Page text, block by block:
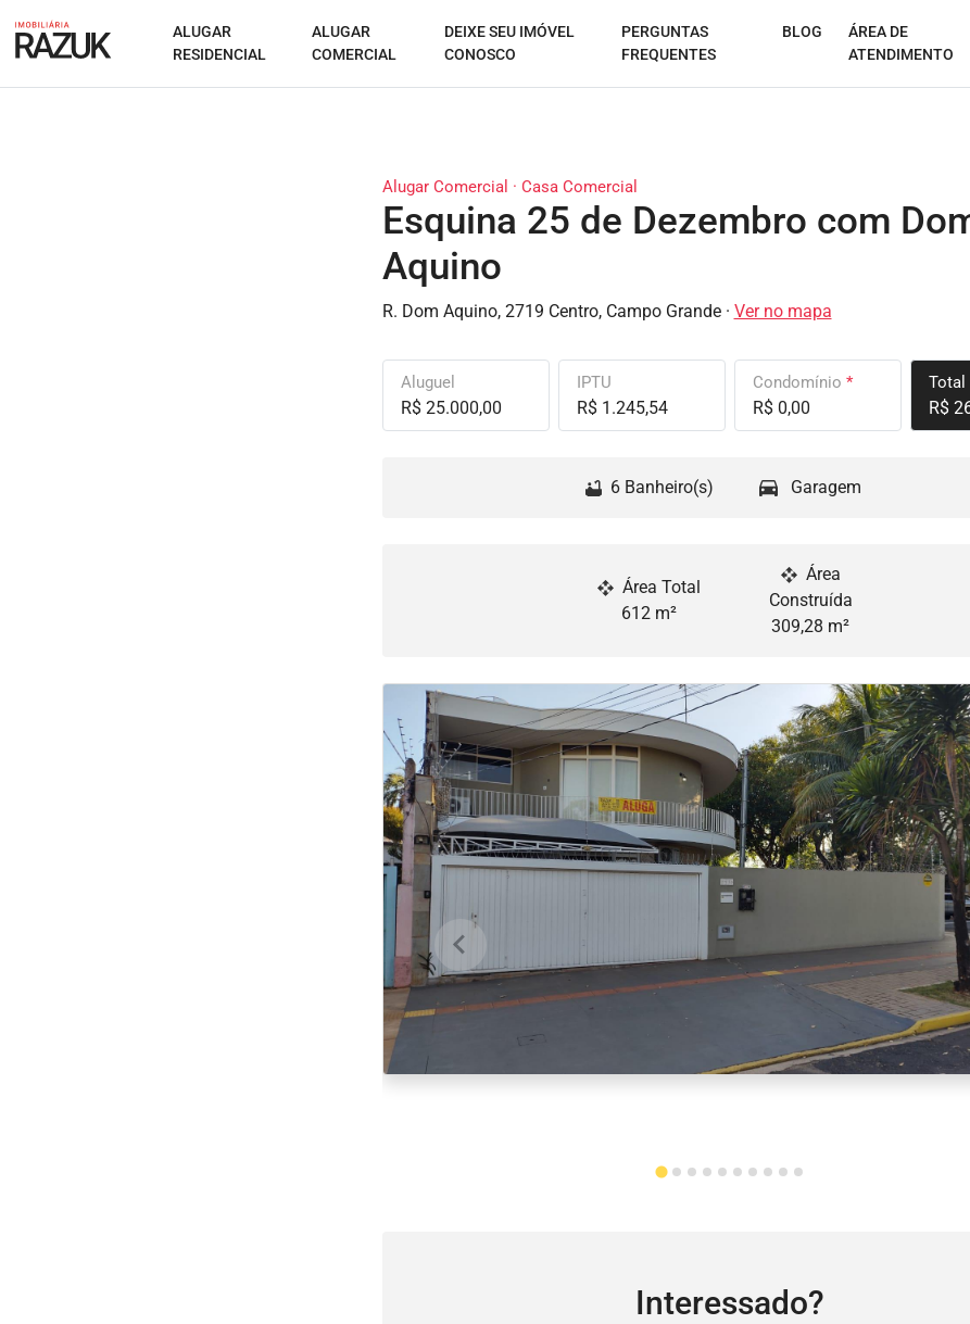
ALUGAR
RESIDENCIAL
ALUGAR
COMERCIAL
DEIXE SEU IMÓVEL
CONOSCO
PERGUNTAS
FREQUENTES
BLOG
ÁREA DE
ATENDIMENTO
Alugar Comercial · Casa Comercial
Esquina 25 de Dezembro com
Aquino
R. Dom Aquino, 2719 Centro, Campo Grande · Ver no mapa
Aluguel
R$ 25.000,00
IPTU
R$ 1.245,54
Condomínio *
R$ 0,00
Total
R$
6 Banheiro(s) Garagem
Área Total
612 m²
Área
Construída
309,28 m²
Interessado?